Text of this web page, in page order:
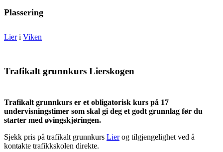
Plassering
Lieri Viken
Trafikalt grunnkurs Lierskogen
Trafikalt grunnkurs er et obligatorisk kurs på 17
undervisningstimer som skal gi deg et godt grunnlag før du
starter med øvingskjøringen.
Sjekk pris på trafikalt grunnkurs Lierog tilgjengelighet ved å
kontakte trafikkskolen direkte.